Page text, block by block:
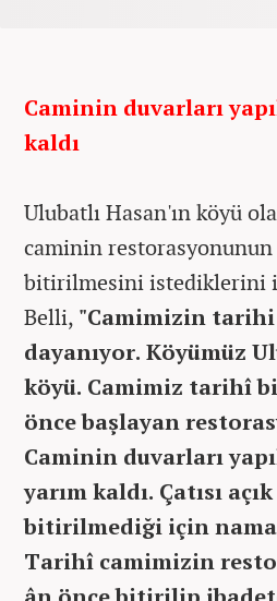
Caminin duvarları
kaldı
Ulubatlı Hasan'ın köyü
caminin
bitirilmesini istediklerini
Belli, "Camimizin tarihi
dayanıyor. Köyümüz
köyü. Camimiz tarihî
önce başlayan
Caminin duvarları
yarım kaldı. Çatısı
bitirilmediği için
Tarihî camimizin